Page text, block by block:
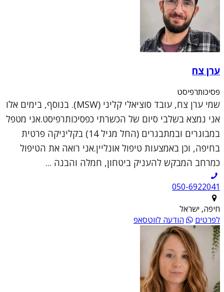
ערן צח
פסיכותרפיסט
שמי ערן צח, עובד סוציאלי קליני (MSW). בנוסף, בימים אלו
אני נמצא בשלבי סיום של הכשרתי כפסיכותרפיסט.אני מטפל
במבוגרים ובמתבגרים (החל מגיל 14) בקליניקה פרטית
בחיפה, וכן באמצעות טיפול אונליין.אני רואה את הטיפול
כמרחב המבקש להעניק ביטחון, חמלה והבנה ...
050-6922041
חיפה, ישראל
לפרטים
הודעה לווטסאפ